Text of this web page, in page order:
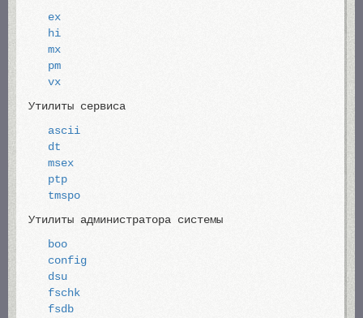
ex
hi
mx
pm
vx
Утилиты сервиса
ascii
dt
msex
ptp
tmspo
Утилиты администратора системы
boo
config
dsu
fschk
fsdb